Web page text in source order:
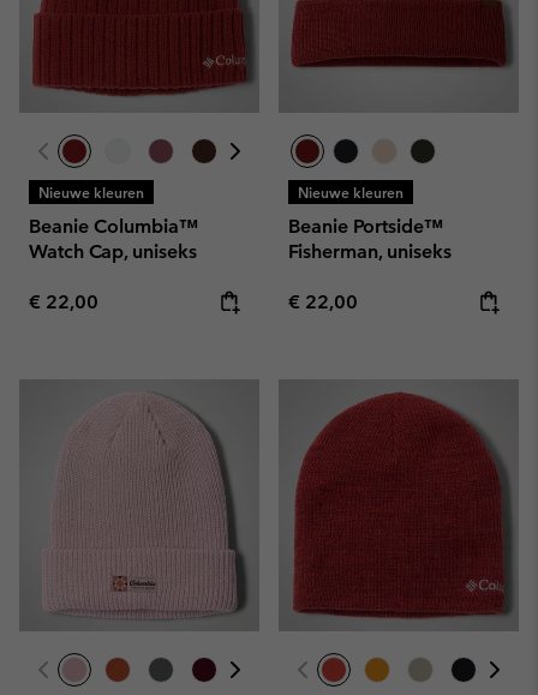
Nieuwe kleuren
Beanie Columbia™
Watch Cap, uniseks
Regular price:
€ 22,00
Nieuwe kleuren
Beanie Portside™
Fisherman, uniseks
Regular price:
€ 22,00